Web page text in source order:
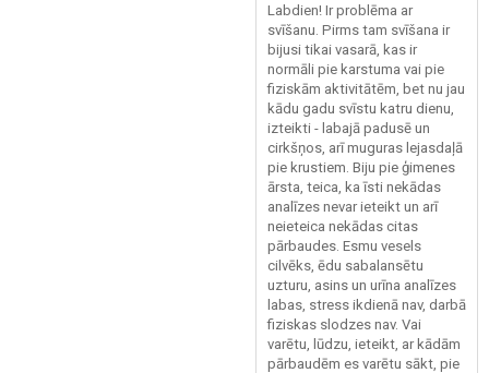
Labdien! Ir problēma ar
svīšanu. Pirms tam svīšana ir
bijusi tikai vasarā, kas ir
normāli pie karstuma vai pie
fiziskām aktivitātēm, bet nu jau
kādu gadu svīstu katru dienu,
izteikti - labajā padusē un
cirkšņos, arī muguras lejasdaļā
pie krustiem. Biju pie ģimenes
ārsta, teica, ka īsti nekādas
analīzes nevar ieteikt un arī
neieteica nekādas citas
pārbaudes. Esmu vesels
cilvēks, ēdu sabalansētu
uzturu, asins un urīna analīzes
labas, stress ikdienā nav, darbā
fiziskas slodzes nav. Vai
varētu, lūdzu, ieteikt, ar kādām
pārbaudēm es varētu sākt, pie